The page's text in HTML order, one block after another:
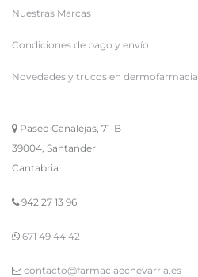
Nuestras Marcas
Condiciones de pago y envío
Novedades y trucos en dermofarmacia
Paseo Canalejas, 71-B
39004, Santander
Cantabria
942 27 13 96
671 49 44 42
contacto@farmaciaechevarria.es